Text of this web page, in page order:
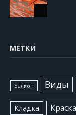
МЕТКИ
Балкон Виды
Кладка Краска